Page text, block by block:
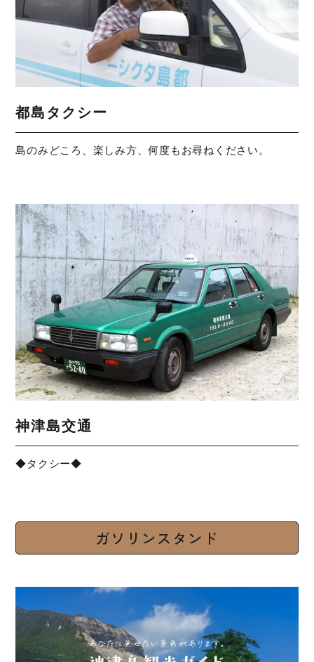
都島タクシー
島のみどころ、楽しみ方、何度もお尋ねください。
神津島交通
◆タクシー◆
ガソリンスタンド